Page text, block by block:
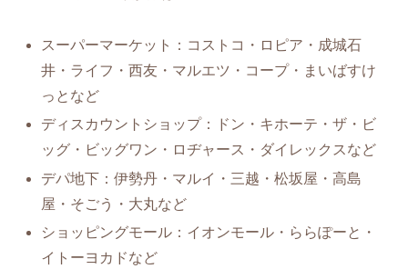
スーパーマーケット：コストコ・ロピア・成城石
井・ライフ・西友・マルエツ・コープ・まいばすけ
っとなど
ディスカウントショップ：ドン・キホーテ・ザ・ビ
ッグ・ビッグワン・ロヂャース・ダイレックスなど
デパ地下：伊勢丹・マルイ・三越・松坂屋・高島
屋・そごう・大丸など
ショッピングモール：イオンモール・ららぽーと・
イトーヨカドなど